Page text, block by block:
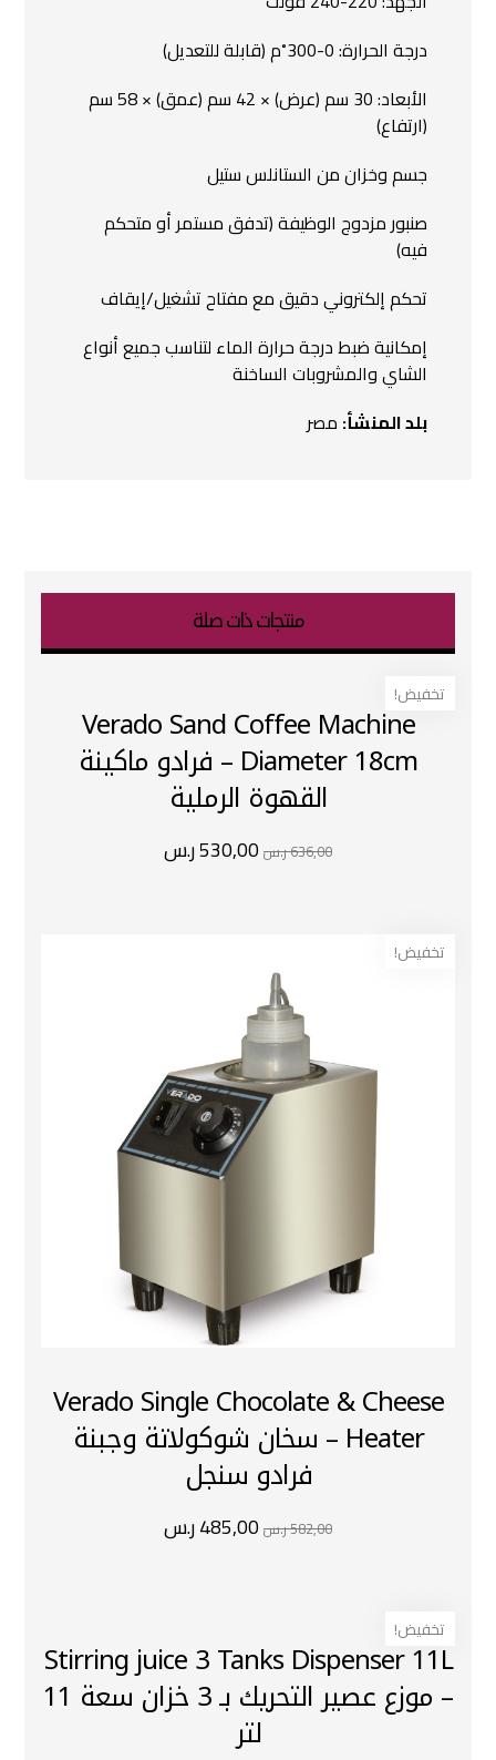
درجة الحرارة: 0-300˚م (قابلة للتعديل)
الأبعاد: 30 سم (عرض) × 42 سم (عمق) × 58 سم
(ارتفاع)
جسم وخزان من الستانلس ستيل
صنبور مزدوج الوظيفة (تدفق مستمر أو متحكم
فيه)
تحكم إلكتروني دقيق مع مفتاح تشغيل/إيقاف
إمكانية ضبط درجة حرارة الماء لتناسب جميع أنواع
الشاي والمشروبات الساخنة
بلد المنشأ: مصر
منتجات ذات صلة
Verado Sand Coffee Machine
Diameter 18cm – فرادو ماكينة
القهوة الرملية
636,00ر.س 530,00ر.س
تخفيض!
Verado Single Chocolate & Cheese
Heater – سخان شوكولاتة وجبنة
فرادو سنجل
582,00ر.س 485,00ر.س
تخفيض!
Stirring juice 3 Tanks Dispenser 11L
– موزع عصير التحريك بـ 3 خزان سعة 11
لتر
تخفيض!